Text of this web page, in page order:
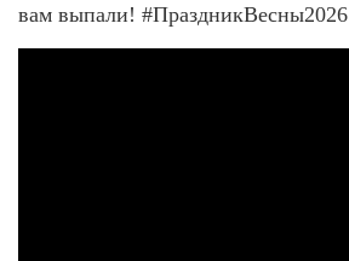
вам выпали! #ПраздникВесны2026